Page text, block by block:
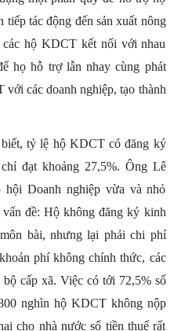
tác động đến sản xuất nông
hộ KDCT kết nối với nhau
họ hỗ trợ lẫn nhay cùng phát
các doanh nghiệp, tạo thành
tỷ lệ hộ KDCT có đăng ký
đạt khoảng 27,5%. Ông Lê
Doanh nghiệp vừa và nhỏ
vấn đề: Hộ không đăng ký kinh
bài, nhưng lại phải chi phí
phí không chính thức, các
cấp xã. Việc có tới 72,5% số
nghìn hộ KDCT không nộp
cho nhà nước số tiền thuế rất